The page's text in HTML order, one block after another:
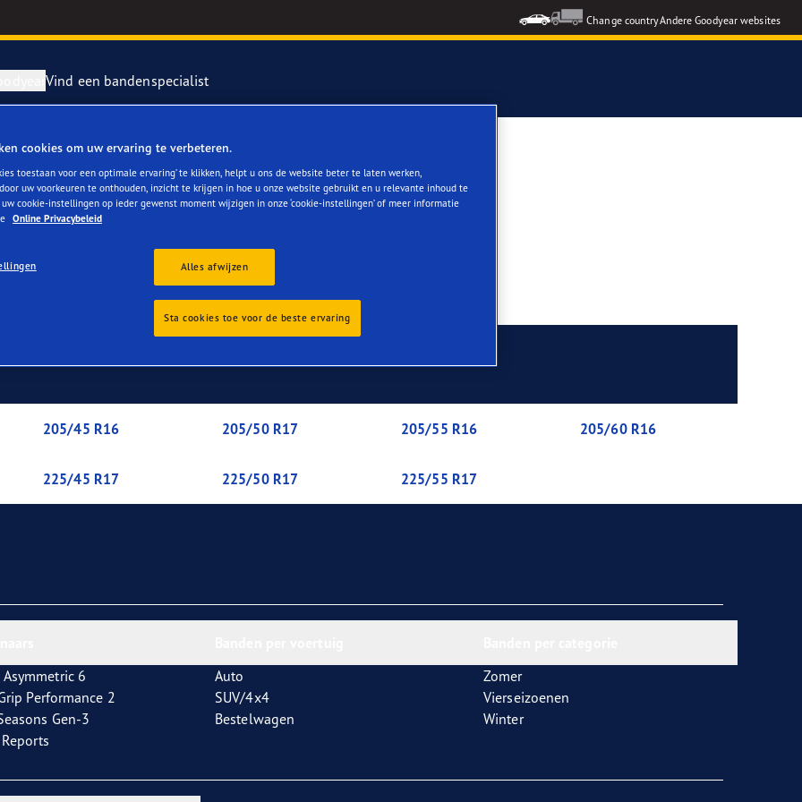
Change countryAndere Goodyear websites
en vervangen van je banden
Performance 2
4Seasons GEN-3
Performance 3
Vind een bandenspecialist
45 R18
for all-round performance with a wide variety of surfaces and conditions.
rain, sleet, slush and even light snow.
205/45 R16 205/50 R17 205/55 R16 205/60 R16
225/45 R17 225/50 R17 225/55 R17
Asymmetric 6
Performance 2
Gen-3
Auto
SUV/4x4
Bestelwagen
Zomer
Vierseizoenen
Winter
cookies om uw ervaring te verbeteren.
toestaan voor een optimale ervaring’ te klikken, helpt u ons de website beter te laten werken,
uw voorkeuren te onthouden, inzicht te krijgen in hoe u onze website gebruikt en u relevante inhoud te
uw cookie-instellingen op ieder gewenst moment wijzigen in onze ‘cookie-instellingen’ of meer informatie
Online Privacybeleid
Alles afwijzen
Sta cookies toe voor de beste ervaring